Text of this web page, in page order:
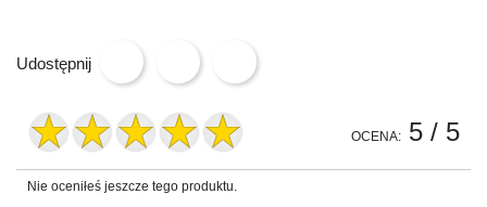
Udostępnij
OCENA: 5 / 5
Nie oceniłeś jeszcze tego produktu.